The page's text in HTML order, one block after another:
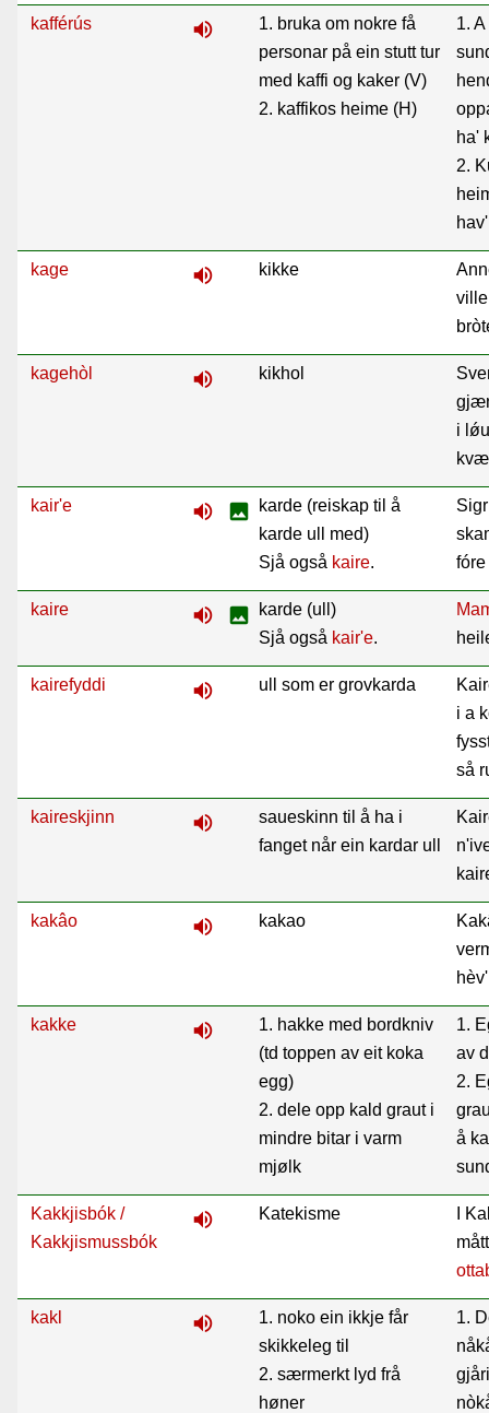
kafférús volume_up
1. bruka om nokre få
personar på ein stutt tur
med kaffi og kaker (V)
2. kaffikos heime (H)
1.
ha'
2.
kage volume_up kikke
kagehòl volume_up kikhol
i l
kair'e volume_up image
karde (reiskap til å
karde ull med)
Sjå også kaire.
kaire volume_up image
karde (ull)
Sjå også kair'e.
kairefyddi volume_up ull som er grovkarda
i a
så
kaireskjinn volume_up
saueskinn til å ha i
fanget når ein kardar ull
kakâo volume_up kakao
kakke volume_up
1. hakke med bordkniv
(td toppen av eit koka
egg)
2. dele opp kald graut i
mindre bitar i varm
mjølk
1.
av
2.
å
Kakkjisbók /
Kakkjismussbók
volume_up Katekisme
I
kakl volume_up
1. noko ein ikkje får
skikkeleg til
2. særmerkt lyd frå
høner
1.